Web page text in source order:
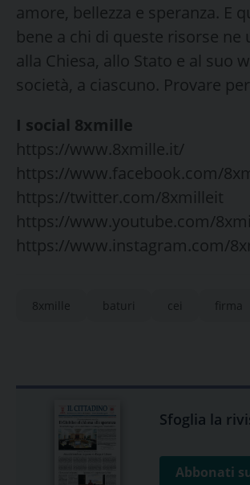
amore, bellezza e speranza. E
bene a chi di queste risorse ne
alla Chiesa, allo Stato e al suo
società, a ciascuno. Provare
I social 8xmille
https://www.8xmille.it/
https://www.facebook.com/
https://twitter.com/8xmilleit
https://www.youtube.com/
https://www.instagram.com/
8xmille baturi cei firma
Sfoglia la
Abbonati